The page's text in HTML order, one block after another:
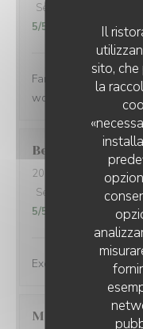
Il
sito,
la
Servizio
5/5
Fantastic service,
would definitely
Belinda
2026-08-05
- 12:15 -
Servizio
5/5
Exceptional dishes.
Marie